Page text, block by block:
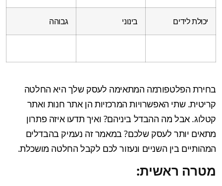
יכולת לידים בינוני גבוהה
בחירת הפלטפורמה המתאימה לעסק שלך היא החלטה
קריטית. שתי האפשרויות המרכזיות הן אתר חנות ואתר
קטלוג. אבל מה ההבדל ביניהם? ואיך תדעו איזה פתרון
מתאים יותר לעסק שלכם? במאמר זה נעמיק בהבדלים
המהותיים בין השניים ונעזור לכם לקבל החלטה מושכלת.
מטרה ראשית: